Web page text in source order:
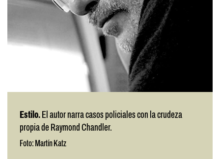
Estilo. El autor narra casos policiales con la crudeza
propia de Raymond Chandler.
Foto: Martín Katz